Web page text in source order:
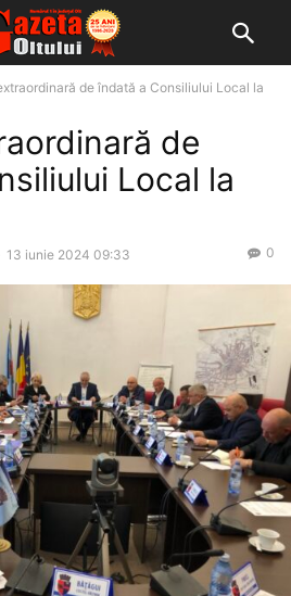
de îndată a Consiliului Local la
de
Local la
13 iunie 2024 09:33 0